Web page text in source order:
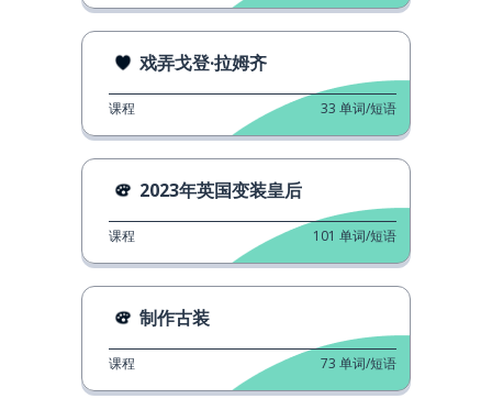
戏弄戈登·拉姆齐
课程 33 单词/短语
2023年英国变装皇后
课程 101 单词/短语
制作古装
课程 73 单词/短语